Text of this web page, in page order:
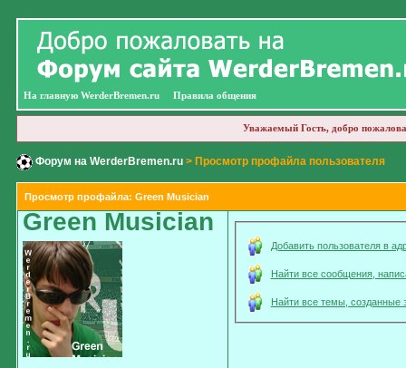
На главную WerderBremen.ru Правила общения
Уважаемый Гость, добро
Форум на WerderBremen.ru> Просмотр профайла пользователя
Просмотр профайла: Green Musician
Green Musician
Добавить пользователя в
Найти все сообщения,
Найти все темы, созданные